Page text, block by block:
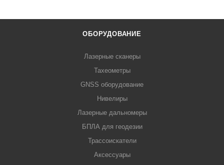
ОБОРУДОВАНИЕ
Лазерные сканеры
Тахеометры
GNSS оборудование
Нивелиры
Лазерные дальномеры
БПЛА для геодезии
Трассоискатели
Аксессуары